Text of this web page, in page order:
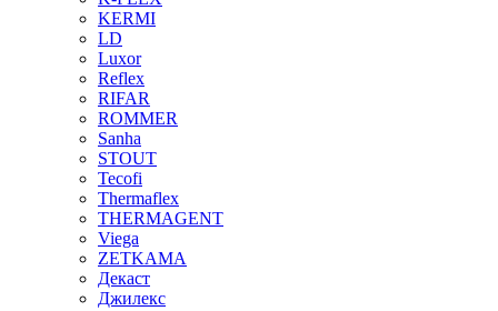
KERMI
LD
Luxor
Reflex
RIFAR
ROMMER
Sanha
STOUT
Tecofi
Thermaflex
THERMAGENT
Viega
ZETKAMA
Декаст
Джилекс